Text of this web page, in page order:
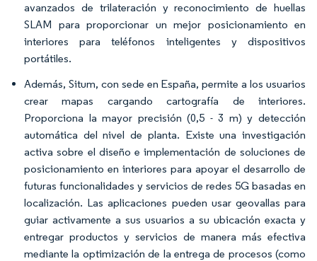
avanzados de trilateración y reconocimiento de huellas
SLAM para proporcionar un mejor posicionamiento en
interiores para teléfonos inteligentes y dispositivos
portátiles.
Además, Situm, con sede en España, permite a los usuarios
crear mapas cargando cartografía de interiores.
Proporciona la mayor precisión (0,5 - 3 m) y detección
automática del nivel de planta. Existe una investigación
activa sobre el diseño e implementación de soluciones de
posicionamiento en interiores para apoyar el desarrollo de
futuras funcionalidades y servicios de redes 5G basadas en
localización. Las aplicaciones pueden usar geovallas para
guiar activamente a sus usuarios a su ubicación exacta y
entregar productos y servicios de manera más efectiva
mediante la optimización de la entrega de procesos (como